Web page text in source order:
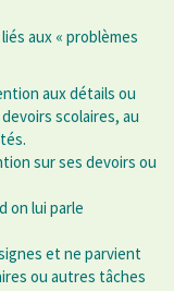
aux « problèmes
aux détails ou
scolaires, au
sur ses devoirs ou
on lui parle
et ne parvient
ou autres tâches